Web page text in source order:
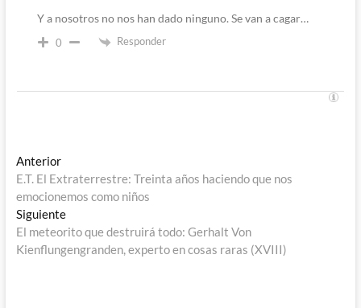
Y a nosotros no nos han dado ninguno. Se van a cagar…
0 Responder
Navegación
de
entradas
AnteriorEntrada
anterior:
E.T. El Extraterrestre: Treinta años haciendo que nos
emocionemos como niños
SiguienteEntrada
siguiente:
El meteorito que destruirá todo: Gerhalt Von
Kienflungengranden, experto en cosas raras (XVIII)